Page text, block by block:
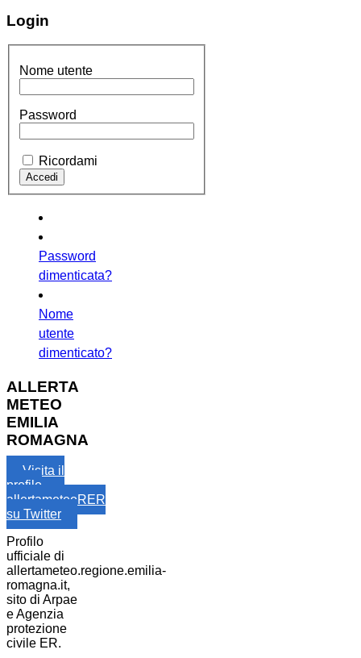
Login
Nome utente
Password
Ricordami
Password
dimenticata?
Nome
utente
dimenticato?
ALLERTA
METEO
EMILIA
ROMAGNA
Visita il
profilo
allertameteoRER
su Twitter
Profilo
ufficiale di
allertameteo.regione.emilia-
romagna.it,
sito di Arpae
e Agenzia
protezione
civile ER.